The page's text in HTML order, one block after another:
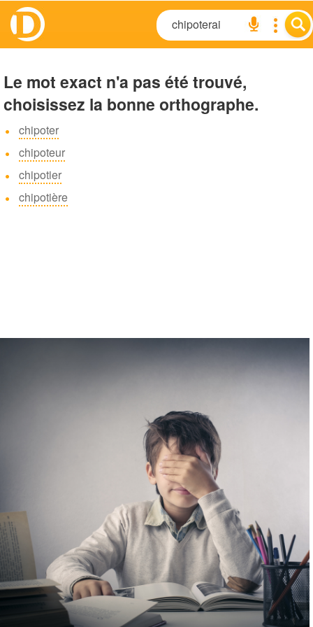
Le mot exact n'a pas été trouvé,
choisissez la bonne orthographe.
chipoter
chipoteur
chipotier
chipotière